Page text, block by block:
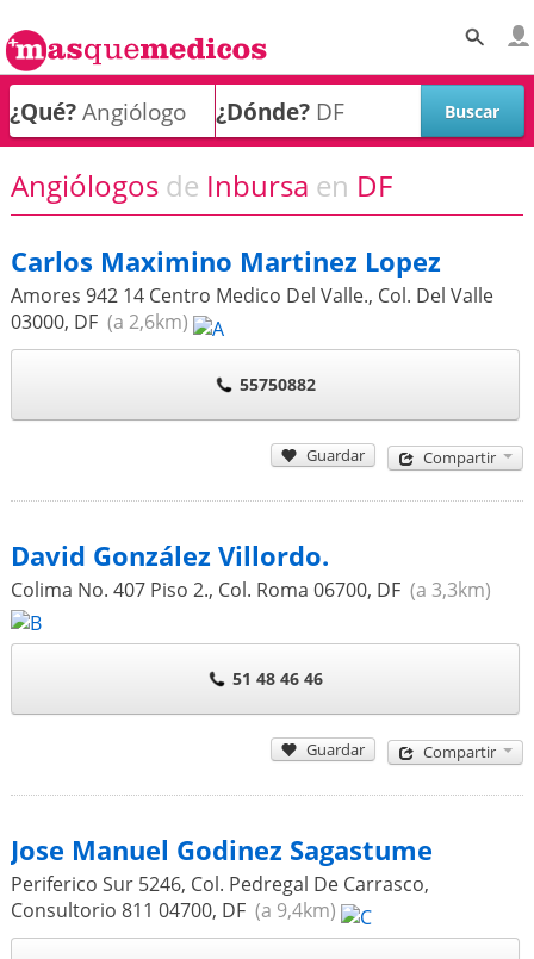
¿Qué? ¿Dónde?
Angiólogos de Inbursa en DF
Carlos Maximino Martinez Lopez
Amores 942 14 Centro Medico Del Valle., Col. Del Valle
03000, DF(a 2,6km)
55750882
Guardar Compartir
David González Villordo.
Colima No. 407 Piso 2., Col. Roma 06700, DF(a 3,3km)
51 48 46 46
Guardar Compartir
Jose Manuel Godinez Sagastume
Periferico Sur 5246, Col. Pedregal De Carrasco,
Consultorio 811 04700, DF(a 9,4km)